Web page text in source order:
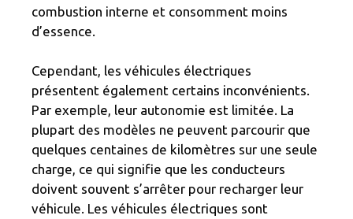
combustion interne et consomment moins
d’essence.
Cependant, les véhicules électriques
présentent également certains inconvénients.
Par exemple, leur autonomie est limitée. La
plupart des modèles ne peuvent parcourir que
quelques centaines de kilomètres sur une seule
charge, ce qui signifie que les conducteurs
doivent souvent s’arrêter pour recharger leur
véhicule. Les véhicules électriques sont